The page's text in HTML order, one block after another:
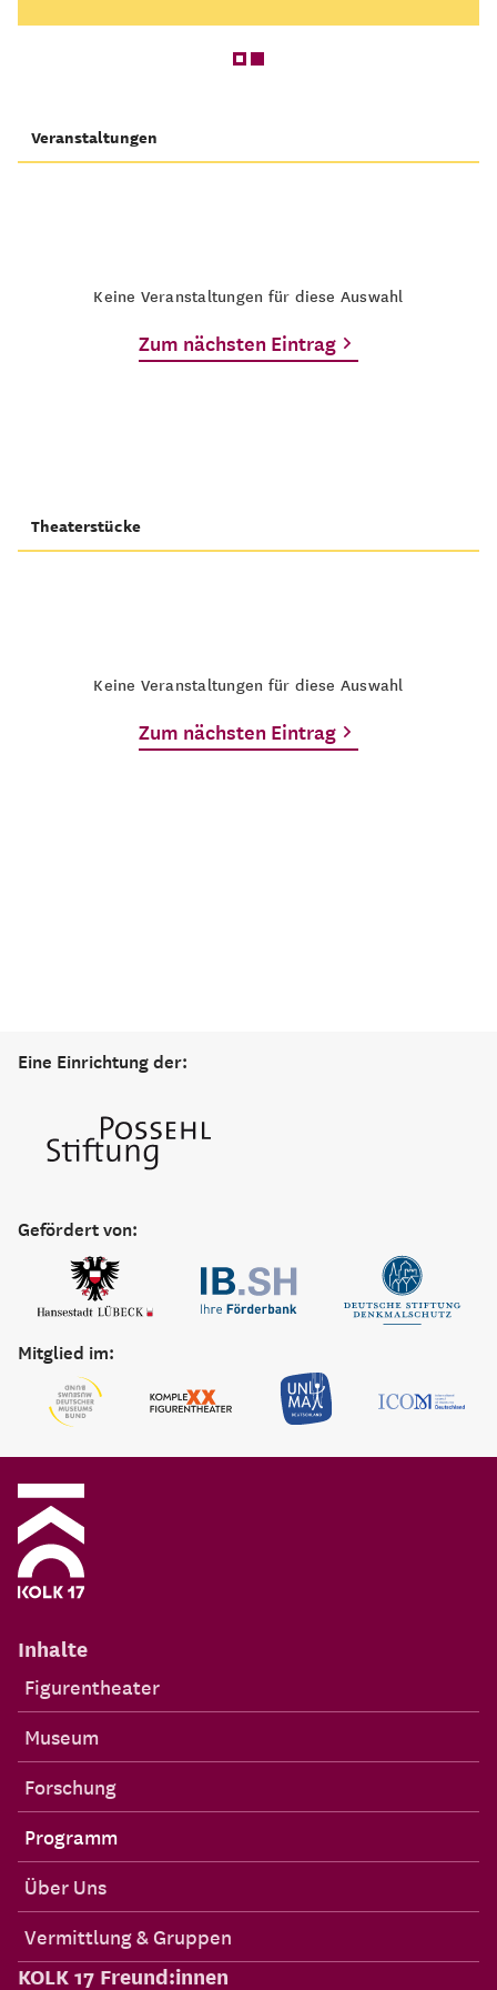
Veranstaltungen
Keine Veranstaltungen für diese Auswahl
Zum nächsten Eintrag
Theaterstücke
Keine Veranstaltungen für diese Auswahl
Zum nächsten Eintrag
Eine Einrichtung der:
Gefördert von:
Mitglied im:
Inhalte
Figurentheater
Museum
Forschung
Programm
Über Uns
Vermittlung & Gruppen
KOLK 17 Freund:innen